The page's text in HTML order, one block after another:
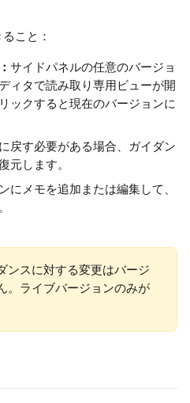
こと：
サイドパネルの任意のバージョ
ィタで読み取り専用ビューが開
ックすると現在のバージョンに
戻す必要がある場合、ガイダン
元します。
にメモを追加または編集して、
ンスに対する変更はバージ
。ライブバージョンのみが